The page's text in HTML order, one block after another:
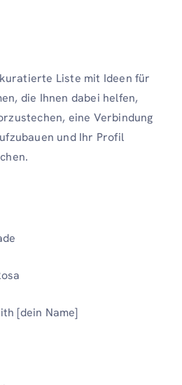
Liste mit Ideen für
die Ihnen dabei helfen,
eine Verbindung
und Ihr Profil
[dein Name]